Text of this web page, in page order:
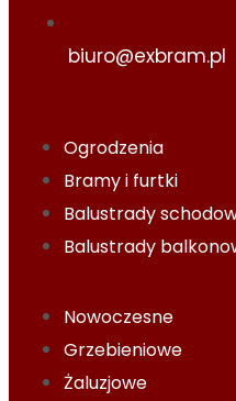
biuro@exbram.pl
Nowoczesne
Grzebieniowe
Żaluzjowe
Ogrodzenia
Bramy i furtki
Balustrady
Balustrady